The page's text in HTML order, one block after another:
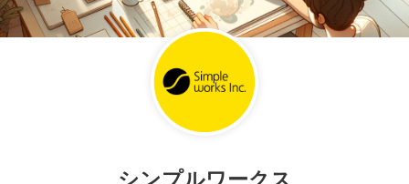
シンプルワークス